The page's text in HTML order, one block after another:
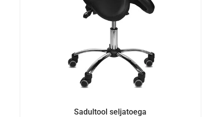
Sadultool seljatoega